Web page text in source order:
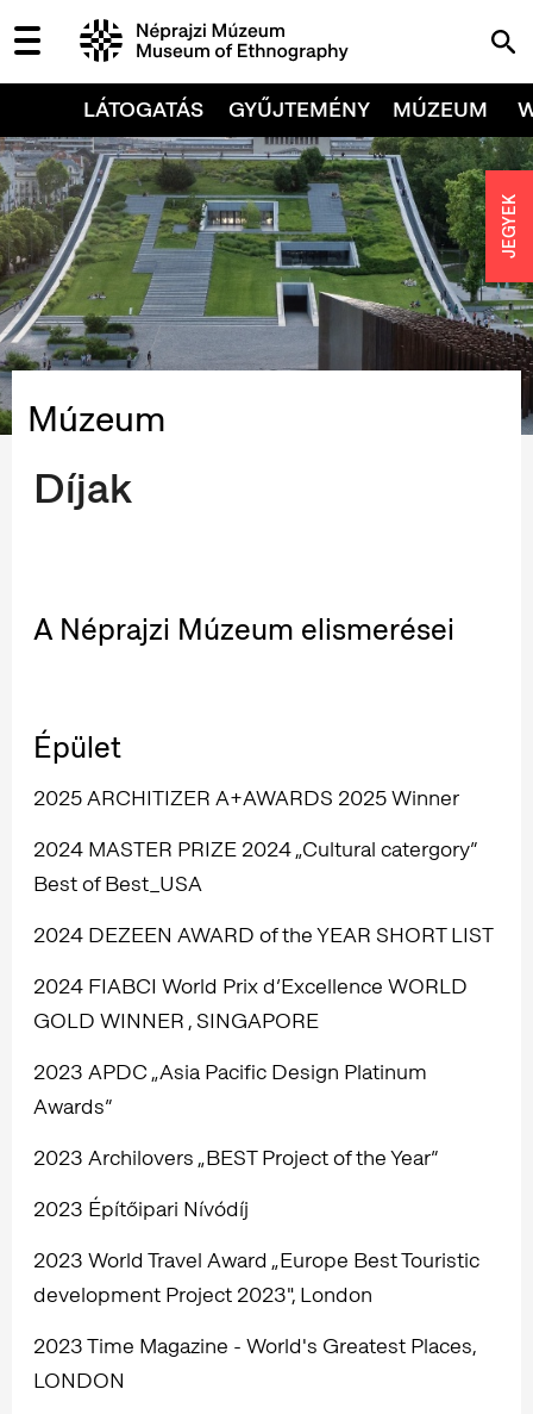
LÁTOGATÁS GYŰJTEMÉNY MÚZEUM
Múzeum
Díjak
A Néprajzi Múzeum elismerései
Épület
2025 ARCHITIZER A+AWARDS 2025 Winner
2024 MASTER PRIZE 2024 „Cultural catergory”
Best of Best_USA
2024 DEZEEN AWARD of the YEAR SHORT LIST
2024 FIABCI World Prix d’Excellence WORLD
GOLD WINNER , SINGAPORE
2023 APDC „Asia Pacific Design Platinum
Awards”
2023 Archilovers „BEST Project of the Year”
2023 Építőipari Nívódíj
2023 World Travel Award „Europe Best Touristic
development Project 2023", London
2023 Time Magazine - World's Greatest Places,
LONDON
JEGYEK